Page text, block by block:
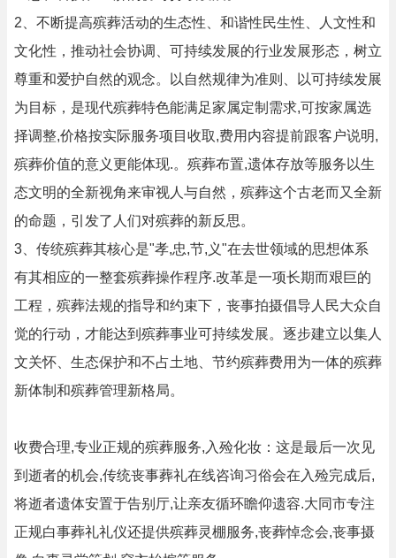
2、不断提高殡葬活动的生态性、和谐性民生性、人文性和
文化性，推动社会协调、可持续发展的行业发展形态，树立
尊重和爱护自然的观念。以自然规律为准则、以可持续发展
为目标，是现代殡葬特色能满足家属定制需求,可按家属选
择调整,价格按实际服务项目收取,费用内容提前跟客户说明,
殡葬价值的意义更能体现.。殡葬布置,遗体存放等服务以生
态文明的全新视角来审视人与自然，殡葬这个古老而又全新
的命题，引发了人们对殡葬的新反思。
3、传统殡葬其核心是"孝,忠,节,义"在去世领域的思想体系
有其相应的一整套殡葬操作程序.改革是一项长期而艰巨的
工程，殡葬法规的指导和约束下，丧事拍摄倡导人民大众自
觉的行动，才能达到殡葬事业可持续发展。逐步建立以集人
文关怀、生态保护和不占土地、节约殡葬费用为一体的殡葬
新体制和殡葬管理新格局。
收费合理,专业正规的殡葬服务,入殓化妆：这是最后一次见
到逝者的机会,传统丧事葬礼在线咨询习俗会在入殓完成后,
将逝者遗体安置于告别厅,让亲友循环瞻仰遗容.大同市专注
正规白事葬礼礼仪还提供殡葬灵棚服务,丧葬悼念会,丧事摄